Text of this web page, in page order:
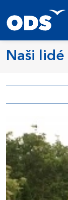
Naši lidé